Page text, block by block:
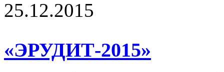
25.12.2015
«ЭРУДИТ-2015»